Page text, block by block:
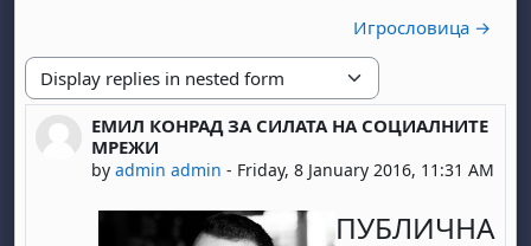
Игрословица →
Display mode
ЕМИЛ КОНРАД ЗА СИЛАТА НА СОЦИАЛНИТЕ
МРЕЖИ
by admin admin - Friday, 8 January 2016, 11:31 AM
Number of replies: 0
ПУБЛИЧНА